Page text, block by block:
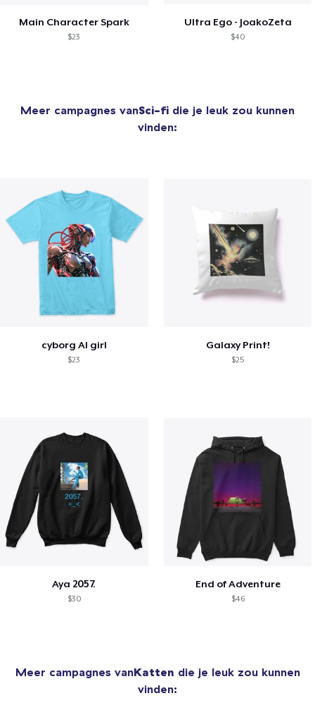
Main Character Spark
$23
Ultra Ego - JoakoZeta
$40
Meer campagnes vanSci-fi die je leuk zou kunnen
vinden:
cyborg AI girl
$23
Galaxy Print!
$25
Aya 2057.
$30
End of Adventure
$46
Meer campagnes vanKatten die je leuk zou kunnen
vinden: